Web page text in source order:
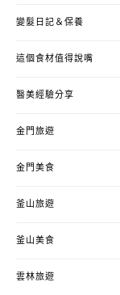
變髮日記＆保養
這個食材值得說嘴
醫美經驗分享
金門旅遊
金門美食
釜山旅遊
釜山美食
雲林旅遊